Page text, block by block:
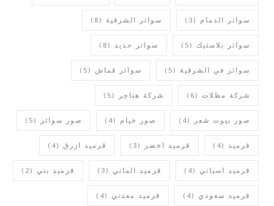
سواتر الدمام (3) سواتر الشرقية (8)
سواتر بلاستيك (5) سواتر حديد (8)
سواتر في الشرقية (5) سواتر قماش (5)
شركة مظلات (6) شركة هناجر (5)
صور بيوت شعر (4) صور خيام (4) صور سواتر (5)
قرميد (4) قرميد اخضر (3) قرميد ازرق (4)
قرميد اسباني (4) قرميد الماني (3) قرميد بني (2)
قرميد سعودي (4) قرميد معدني (4)